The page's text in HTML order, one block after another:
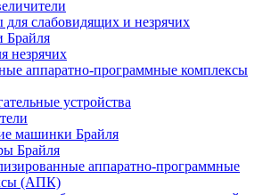
для слабовидящих и незрячих
Брайля
незрячих
аппаратно-программные комплексы
устройства
машинки Брайля
Брайля
аппаратно-программные
(АПК)